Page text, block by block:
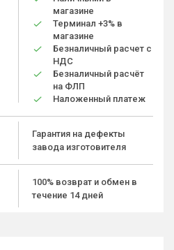
магазине
Терминал +3% в
магазине
Безналичный расчет с
НДС
Безналичный расчёт
на ФЛП
Наложенный платеж
Гарантия на дефекты
завода изготовителя
100% возврат и обмен в
течение 14 дней